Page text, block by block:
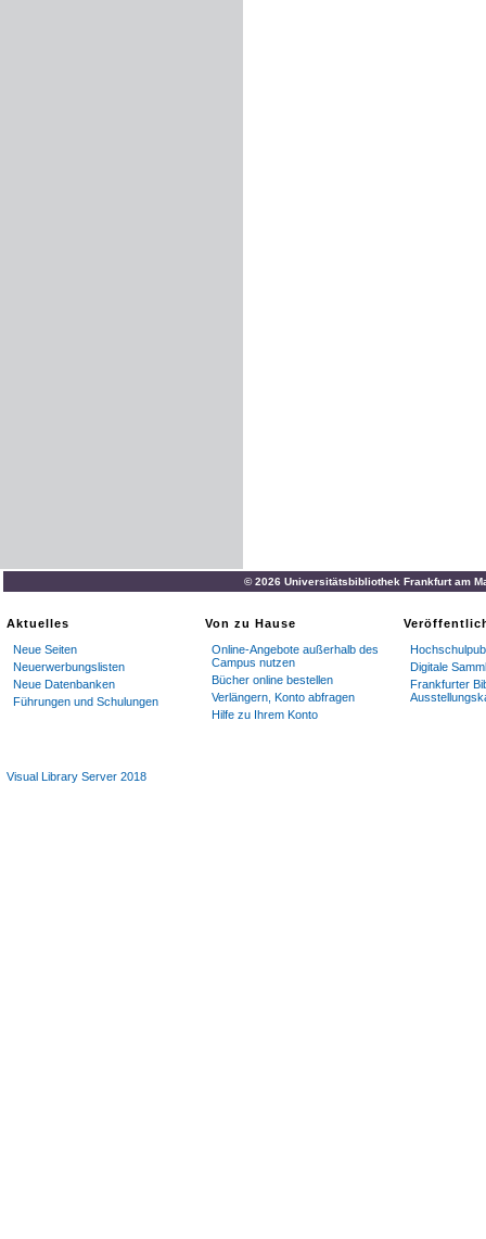
© 2026 Universitätsbibliothek Frankfurt am
Aktuelles
Neue Seiten
Neuerwerbungslisten
Neue Datenbanken
Führungen und Schulungen
Von zu Hause
Online-Angebote außerhalb des
Campus nutzen
Bücher online bestellen
Verlängern, Konto abfragen
Hilfe zu Ihrem Konto
Digitale
Frankfurter
Visual Library Server 2018